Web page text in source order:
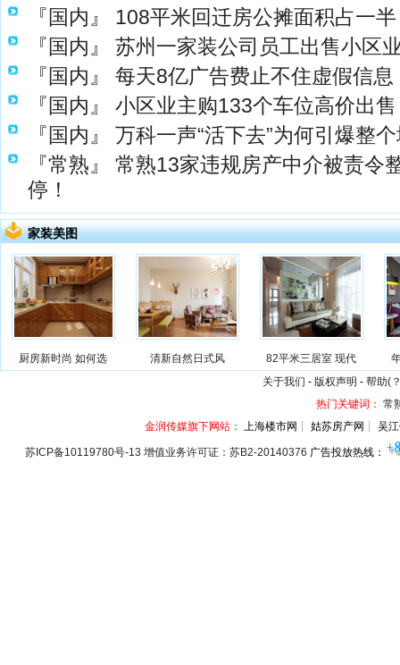
『国内』
108平米回迁房公摊面积占一
『国内』
苏州一家装公司员工出售小区
『国内』
每天8亿广告费止不住虚假信
『国内』
小区业主购133个车位高价出
『国内』
万科一声“活下去”为何引爆整
『常熟』
常熟13家违规房产中介被责令
停！
家装美图
厨房新时尚 如何选 清新自然日式风 82平米三居室 现代
关于我们 - 版权声明 - 帮助(
热门关键词： 常
金润传媒旗下网站： 上海楼市网┊ 姑苏房产网┊ 吴
苏ICP备10119780号-13 增值业务许可证：苏B2-20140376 广告投放热线：